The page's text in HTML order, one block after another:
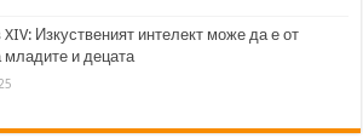
Изкуственият интелект може да е от
и децата